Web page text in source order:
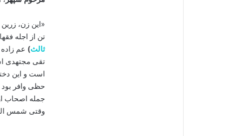
«این زن،
تن از اجله
ثالث) عم
تقی مجتهدی
است و این
حظی وافر
جمله اصحاب
وقتی شمس